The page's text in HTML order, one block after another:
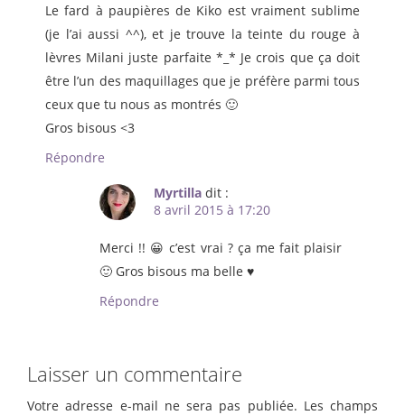
Le fard à paupières de Kiko est vraiment sublime
(je l’ai aussi ^^), et je trouve la teinte du rouge à
lèvres Milani juste parfaite *_* Je crois que ça doit
être l’un des maquillages que je préfère parmi tous
ceux que tu nous as montrés 🙂
Gros bisous <3
Répondre
Myrtilla dit :
8 avril 2015 à 17:20
Merci !! 😀 c’est vrai ? ça me fait plaisir
🙂 Gros bisous ma belle ♥
Répondre
Laisser un commentaire
Votre adresse e-mail ne sera pas publiée. Les champs